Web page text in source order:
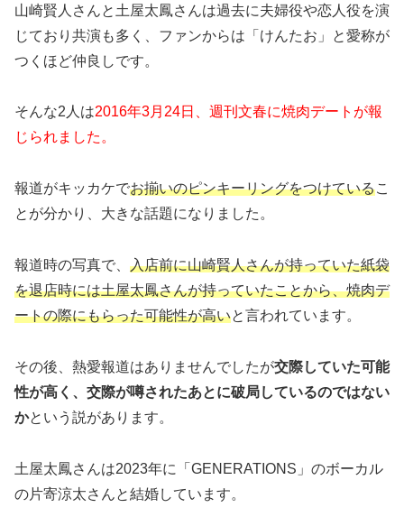
山崎賢人さんと土屋太鳳さんは過去に夫婦役や恋人役を演
じており共演も多く、ファンからは「けんたお」と愛称が
つくほど仲良しです。
そんな2人は2016年3月24日、週刊文春に焼肉デートが報
じられました。
報道がキッカケでお揃いのピンキーリングをつけているこ
とが分かり、大きな話題になりました。
報道時の写真で、 入店前に山崎賢人さんが持っていた紙袋
を退店時には土屋太鳳さんが持っていたことから、焼肉デ
ートの際にもらった可能性が高いと言われています。
その後、熱愛報道はありませんでしたが交際していた可能
性が高く、交際が噂されたあとに破局しているのではない
かという説があります。
土屋太鳳さんは2023年に
「GENERATIONS」のボーカル
の片寄涼太さんと結婚しています。